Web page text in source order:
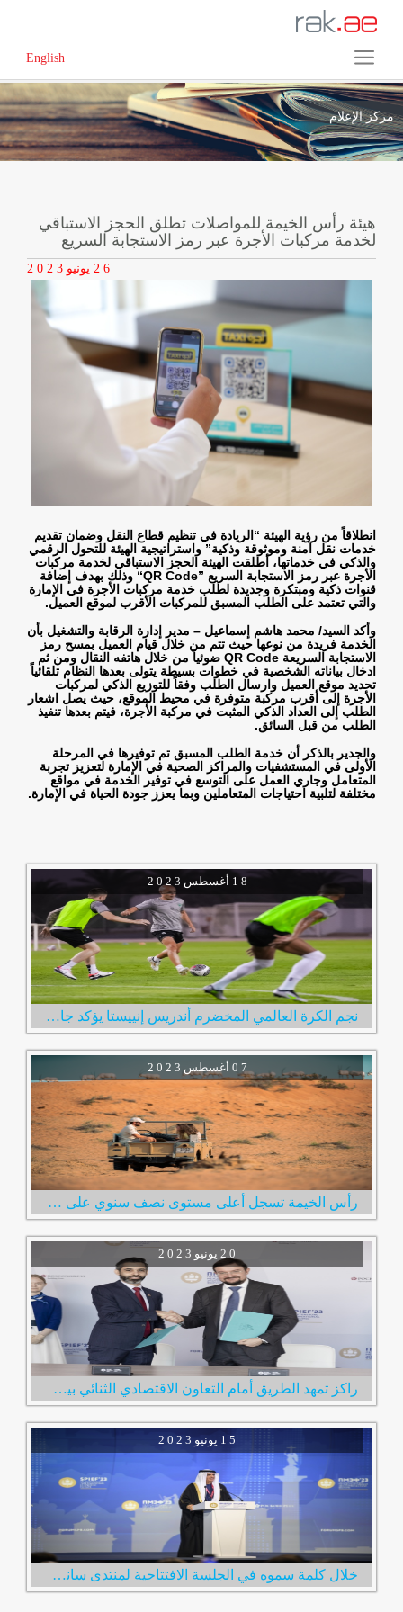
English
مركز الإعلام
هيئة رأس الخيمة للمواصلات تطلق الحجز الاستباقي
لخدمة مركبات الأجرة عبر رمز الاستجابة السريع
2 0 2 3 2 6
انطلاقاً من رؤية الهيئة “الريادة في تنظيم قطاع النقل وضمان تقديم
خدمات نقل آمنة وموثوقة وذكية” واستراتيجية الهيئة للتحول الرقمي
والذكي في خدماتها، أطلقت الهيئة الحجز الاستباقي لخدمة مركبات
الأجرة عبر رمز الاستجابة السريع “QR Code” وذلك بهدف إضافة
قنوات ذكية ومبتكرة وجديدة لطلب خدمة مركبات الأجرة في الإمارة
والتي تعتمد على الطلب المسبق للمركبات الأقرب لموقع العميل.
وأكد السيد/ محمد هاشم إسماعيل – مدير إدارة الرقابة والتشغيل بأن
الخدمة فريدة من نوعها حيث تتم من خلال قيام العميل بمسح رمز
الاستجابة السريعة QR Code ضوئياً من خلال هاتفه النقال ومن ثم
ادخال بياناته الشخصية في خطوات بسيطة يتولى بعدها النظام تلقائياً
تحديد موقع العميل وارسال الطلب وفقاً للتوزيع الذكي لمركبات
الأجرة إلى أقرب مركبة متوفرة في محيط الموقع، حيث يصل اشعار
الطلب إلى العداد الذكي المثبت في مركبة الأجرة، فيتم بعدها تنفيذ
الطلب من قبل السائق.
والجدير بالذكر أن خدمة الطلب المسبق تم توفيرها في المرحلة
الأولى في المستشفيات والمراكز الصحية في الإمارة لتعزيز تجربة
المتعامل وجاري العمل على التوسع في توفير الخدمة في مواقع
مختلفة لتلبية احتياجات المتعاملين وبما يعزز جودة الحياة في الإمارة.
2 0 2 3 1 8
نجم الكرة العالمي المخضرم أندريس إنييستا يؤكد جاهزيته لخوض أولى مبارياته مع نادي الإمارات
2 0 2 3 0 7
رأس الخيمة تسجل أعلى مستوى نصف سنوي على الإطلاق في عدد الزوار الإمارة استقبلت 600 ألف زائر خلال النصف الأول من العام
2 0 2 3 يونيو2 0
راكز تمهد الطريق أمام التعاون الاقتصادي الثنائي بين الإمارات وروسيا خلال زيارة فريقها لمدينة سانت بطرسبرغ
2 0 2 3 1 5
خلال كلمة سموه في الجلسة الافتتاحية لمنتدى سانت بطرسبرغ الاقتصادي الدولي سعود بن صقر: الإمارات بقيادة محمد بن زايد حريصة على تعزيز علاقا�